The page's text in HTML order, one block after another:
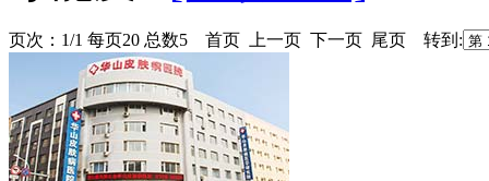
页次：1/1 每页20 总数5 首页 上一页 下一页 尾页 转到: